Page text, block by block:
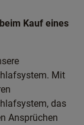
Kauf eines
Mit
das
Ansprüchen